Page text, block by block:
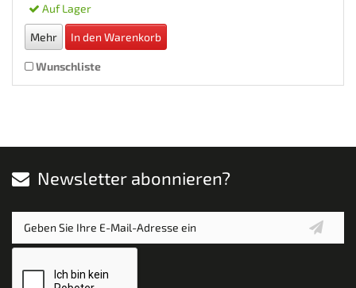
Auf Lager
Mehr In den Warenkorb
Wunschliste
Newsletter abonnieren?